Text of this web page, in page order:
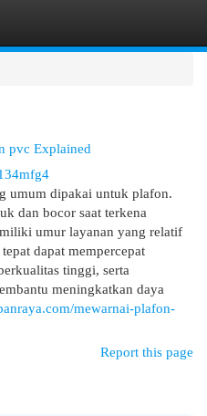
pvc Explained
umum dipakai untuk plafon.
dan bocor saat terkena
umur layanan yang relatif
dapat mempercepat
tinggi, serta
meningkatkan daya
mewarnai-plafon-
Report this page